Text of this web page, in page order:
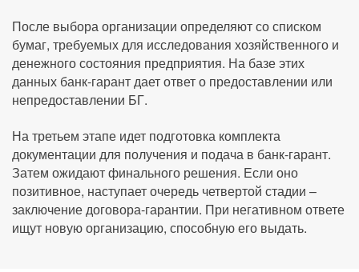
После выбора организации определяют со списком
бумаг, требуемых для исследования хозяйственного и
денежного состояния предприятия. На базе этих
данных банк-гарант дает ответ о предоставлении или
непредоставлении БГ.
На третьем этапе идет подготовка комплекта
документации для получения и подача в банк-гарант.
Затем ожидают финального решения. Если оно
позитивное, наступает очередь четвертой стадии –
заключение договора-гарантии. При негативном ответе
ищут новую организацию, способную его выдать.